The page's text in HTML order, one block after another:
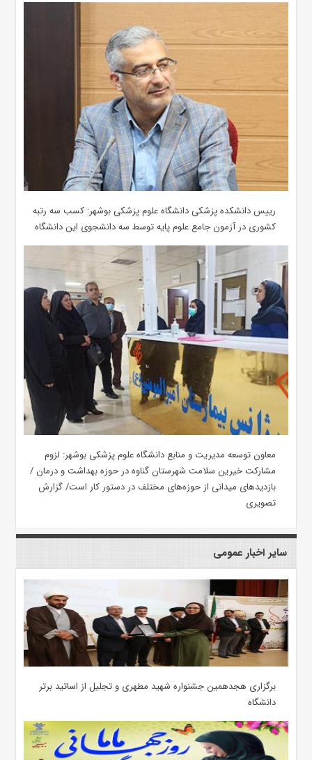
رییس دانشکده پزشکی دانشگاه علوم پزشکی بوشهر: کسب سه رتبه
کشوری در آزمون جامع علوم پایه توسط سه دانشجوی این دانشگاه
معاون توسعه مدیریت و منابع دانشگاه علوم پزشکی بوشهر: لزوم
مشارکت خیرین سلامت شهرستان گناوه در حوزه بهداشت و درمان /
بازدیدهای میدانی از حوزه‌های مختلف در دستور کار است/ گزارش
تصویری
سایر اخبار عمومی
برگزاری هجدهمین جشنواره شهید مطهری و تجلیل از اساتید برتر
دانشگاه